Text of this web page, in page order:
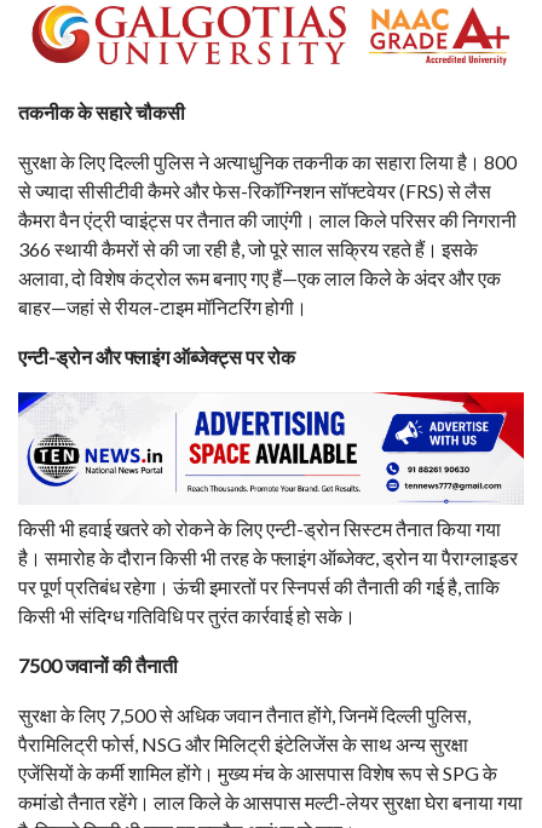
तकनीक के सहारे चौकसी
सुरक्षा के लिए दिल्ली पुलिस ने अत्याधुनिक तकनीक का सहारा लिया है। 800
से ज्यादा सीसीटीवी कैमरे और फेस-रिकॉग्निशन सॉफ्टवेयर (FRS) से लैस
कैमरा वैन एंट्री प्वाइंट्स पर तैनात की जाएंगी। लाल किले परिसर की निगरानी
366 स्थायी कैमरों से की जा रही है, जो पूरे साल सक्रिय रहते हैं। इसके
अलावा, दो विशेष कंट्रोल रूम बनाए गए हैं—एक लाल किले के अंदर और एक
बाहर—जहां से रीयल-टाइम मॉनिटरिंग होगी।
एन्टी-ड्रोन और फ्लाइंग ऑब्जेक्ट्स पर रोक
किसी भी हवाई खतरे को रोकने के लिए एन्टी-ड्रोन सिस्टम तैनात किया गया
है। समारोह के दौरान किसी भी तरह के फ्लाइंग ऑब्जेक्ट, ड्रोन या पैराग्लाइडर
पर पूर्ण प्रतिबंध रहेगा। ऊंची इमारतों पर स्निपर्स की तैनाती की गई है, ताकि
किसी भी संदिग्ध गतिविधि पर तुरंत कार्रवाई हो सके।
7500 जवानों की तैनाती
सुरक्षा के लिए 7,500 से अधिक जवान तैनात होंगे, जिनमें दिल्ली पुलिस,
पैरामिलिट्री फोर्स, NSG और मिलिट्री इंटेलिजेंस के साथ अन्य सुरक्षा
एजेंसियों के कर्मी शामिल होंगे। मुख्य मंच के आसपास विशेष रूप से SPG के
कमांडो तैनात रहेंगे। लाल किले के आसपास मल्टी-लेयर सुरक्षा घेरा बनाया गया